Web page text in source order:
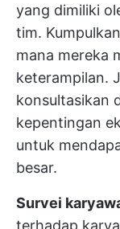
yang dimiliki
tim.
mana mereka
keterampilan.
konsultasikan
kepentingan
untuk
besar.
Survei
terhadap